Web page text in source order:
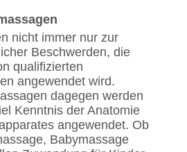
nicht immer nur zur
Beschwerden, die
qualifizierten
angewendet wird.
dagegen werden
Kenntnis der Anatomie
angewendet. Ob
Babymassage